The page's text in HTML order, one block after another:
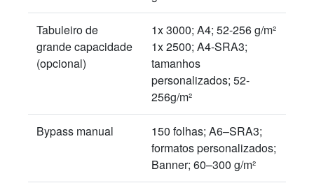
Tabuleiro de
grande capacidade
(opcional)
1x 3000; A4; 52-256 g/m²
1x 2500; A4-SRA3;
tamanhos
personalizados; 52-
256g/m²
Bypass manual
150 folhas; A6–SRA3;
formatos personalizados;
Banner; 60–300 g/m²